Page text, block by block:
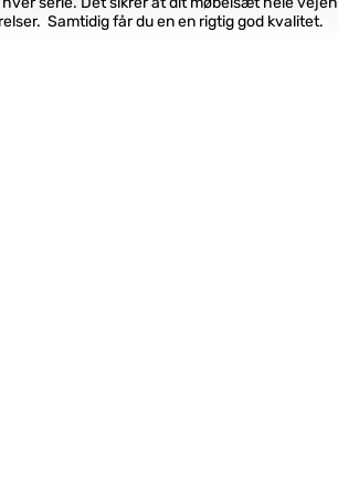
Samtidig får du en en rigtig god kvalitet.